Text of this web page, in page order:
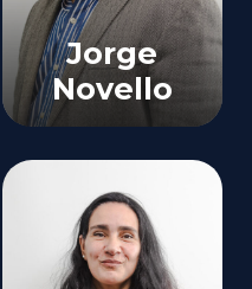
Jorge
Novello
Director
Nuevos